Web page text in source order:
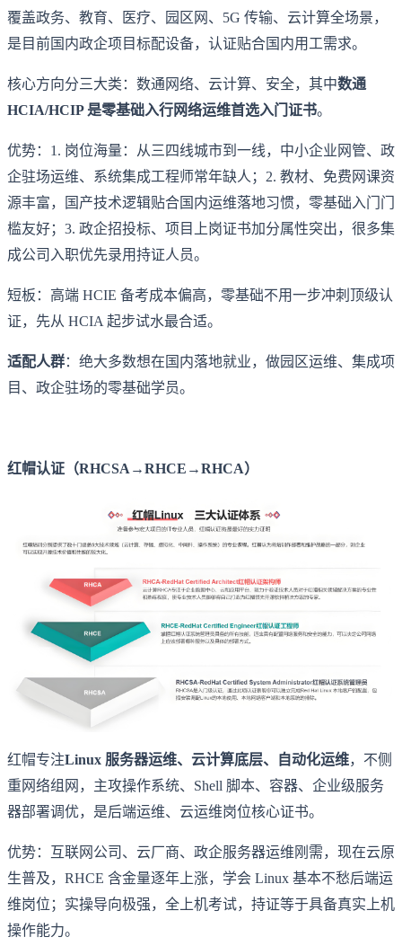
覆盖政务、教育、医疗、园区网、5G 传输、云计算全场景，
是目前国内政企项目标配设备，认证贴合国内用工需求。
核心方向分三大类：数通网络、云计算、安全，其中数通
HCIA/HCIP 是零基础入行网络运维首选入门证书。
优势：1. 岗位海量：从三四线城市到一线，中小企业网管、政
企驻场运维、系统集成工程师常年缺人；2. 教材、免费网课资
源丰富，国产技术逻辑贴合国内运维落地习惯，零基础入门门
槛友好；3. 政企招投标、项目上岗证书加分属性突出，很多集
成公司入职优先录用持证人员。
短板：高端 HCIE 备考成本偏高，零基础不用一步冲刺顶级认
证，先从 HCIA 起步试水最合适。
适配人群：绝大多数想在国内落地就业，做园区运维、集成项
目、政企驻场的零基础学员。
红帽认证（RHCSA→RHCE→RHCA）
红帽专注Linux 服务器运维、云计算底层、自动化运维，不侧
重网络组网，主攻操作系统、Shell 脚本、容器、企业级服务
器部署调优，是后端运维、云运维岗位核心证书。
优势：互联网公司、云厂商、政企服务器运维刚需，现在云原
生普及，RHCE 含金量逐年上涨，学会 Linux 基本不愁后端运
维岗位；实操导向极强，全上机考试，持证等于具备真实上机
操作能力。